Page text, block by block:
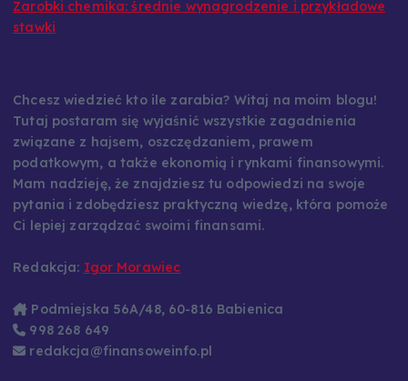
stawki
Tutaj postaram się wyjaśnić wszystkie zagadnienia
związane z hajsem, oszczędzaniem, prawem
podatkowym, a także ekonomią i rynkami finansowymi.
Mam nadzieję, że znajdziesz tu odpowiedzi na swoje
pytania i zdobędziesz praktyczną wiedzę, która pomoże
Ci lepiej zarządzać swoimi finansami.
998 268 649
redakcja@finansoweinfo.pl